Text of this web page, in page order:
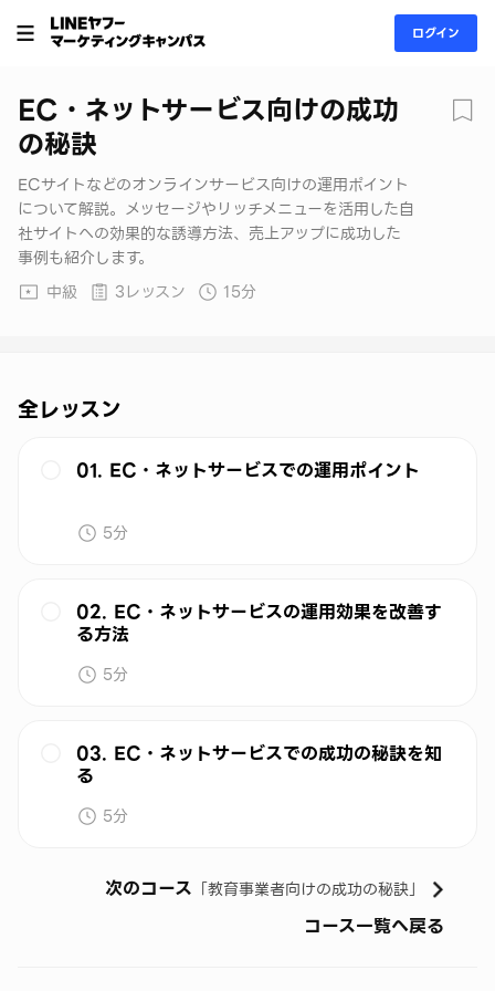
ログイン
EC・ネットサービス向けの成功
の秘訣
ECサイトなどのオンラインサービス向けの運用ポイント
について解説。メッセージやリッチメニューを活用した自
社サイトへの効果的な誘導方法、売上アップに成功した
事例も紹介します。
中級
3レッスン 15分
全レッスン
01. EC・ネットサービスでの運用ポイント
5分
02. EC・ネットサービスの運用効果を改善す
る方法
5分
03. EC・ネットサービスでの成功の秘訣を知
る
5分
コース一覧へ戻る
次のコース 「教育事業者向けの成功の秘訣」